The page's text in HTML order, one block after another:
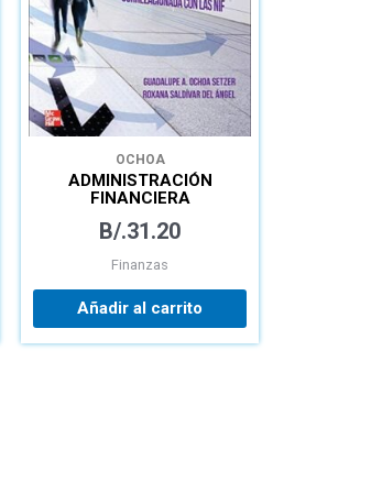
OCHOA
ADMINISTRACIÓN
FINANCIERA
B/.31.20
Finanzas
Añadir al carrito